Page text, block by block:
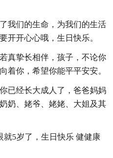
我们的生命，为我们的生活
开开心心哦，生日快乐。
真挚长相伴，孩子，不论你
着你，希望你能平平安安。
已经长大成人了，爸爸妈妈
奶、姥爷、姥姥、大姐及其
就5岁了，生日快乐 健健康